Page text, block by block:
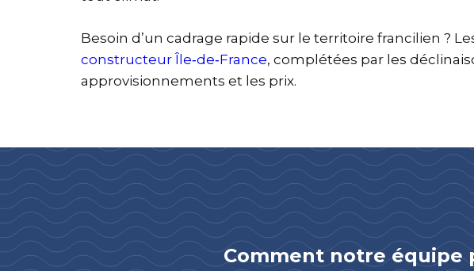
Besoin d’un cadrage rapide sur le territoire francilien ?
constructeur Île‑de‑France, complétées par les
approvisionnements et les prix.
Comment notre équipe